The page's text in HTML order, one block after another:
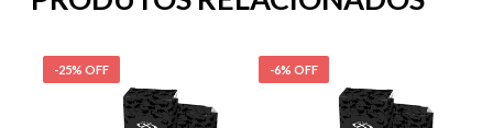
-25% OFF -6% OFF